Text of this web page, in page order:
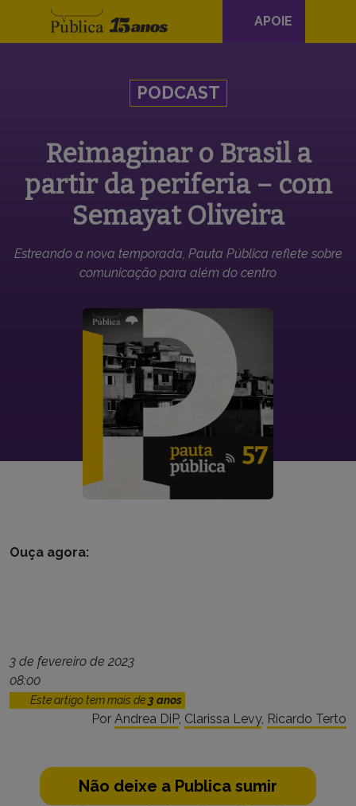
Navegação
principal
APOIE
PODCAST
Reimaginar o Brasil a
partir da periferia – com
Semayat Oliveira
Estreando a nova temporada, Pauta Pública reflete sobre
comunicação para além do centro
Ouça agora:
3 de fevereiro de 2023
08:00
Este artigo tem mais de 3 anos
Por Andrea DiP, Clarissa Levy, Ricardo Terto
Não deixe a Publica sumir